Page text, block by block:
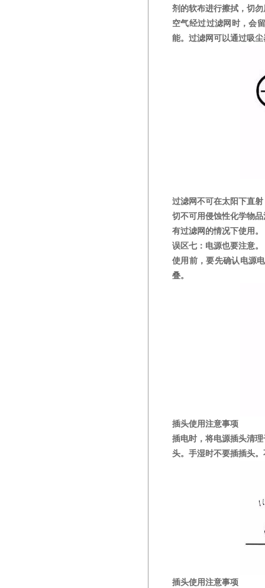
剂的软布进行擦拭，切
空气经过过滤网时，会
能。过滤网可以通过吸
过滤网不可在太阳下直射
切不可用侵蚀性化学物
有过滤网的情况下使用。
误区七：电源也要注意。
使用前，要先确认电源
叠。
插头使用注意事项
插电时，将电源插头清
头。手湿时不要插插头
插头使用注意事项